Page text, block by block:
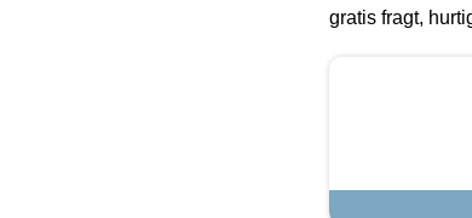
gratis fragt,